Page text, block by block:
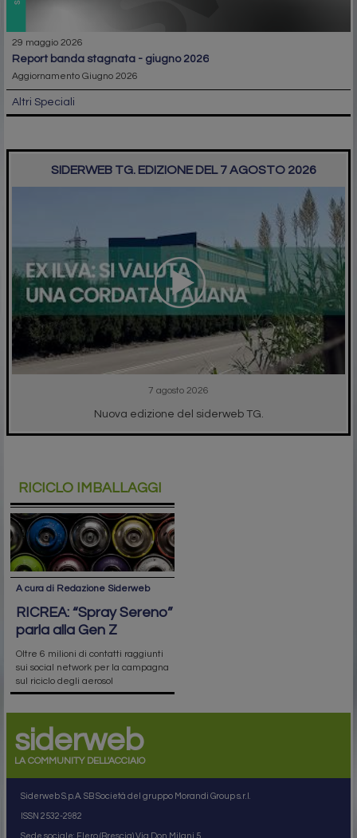
29 maggio 2026
report banda stagnata - giugno 2026
Aggiornamento Giugno 2026
Altri Speciali
SIDERWEB TG. EDIZIONE DEL 7 AGOSTO 2026
7 agosto 2026
Nuova edizione del siderweb TG.
RICICLO IMBALLAGGI
A cura di Redazione Siderweb
RICREA: “Spray Sereno”
parla alla Gen Z
Oltre 6 milioni di contatti raggiunti
sui social network per la campagna
sul riciclo degli aerosol
siderweb
LA COMMUNITY DELL'ACCIAIO
Siderweb S.p.A. SB Società del gruppo Morandi Group s.r.l.
ISSN 2532-2982